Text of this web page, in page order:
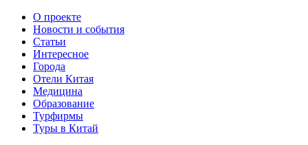
О проекте
Новости и события
Статьи
Интересное
Города
Отели Китая
Медицина
Образование
Турфирмы
Туры в Китай